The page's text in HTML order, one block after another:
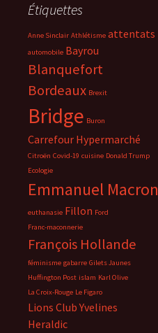
Étiquettes
Anne Sinclair Athlétisme attentats
automobile Bayrou
Blanquefort
Bordeaux Brexit
Bridge Buron
Carrefour Hypermarché
Citroën Covid-19 cuisine Donald Trump
Ecologie
Emmanuel Macron
euthanasie Fillon Ford
Franc-maconnerie
François Hollande
féminisme gabarre Gilets Jaunes
Huffington Post islam Karl Olive
La Croix-Rouge Le Figaro
Lions Club Yvelines
Heraldic